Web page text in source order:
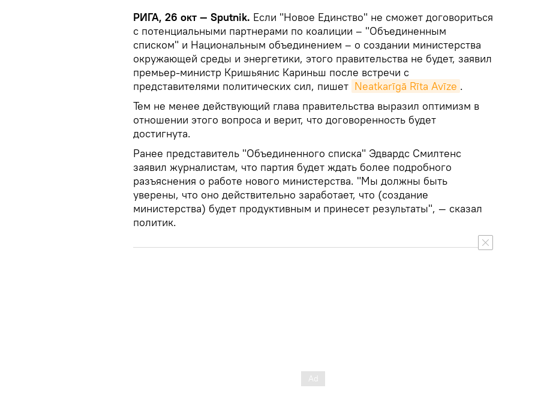
РИГА, 26 окт — Sputnik. Если "Новое Единство" не сможет договориться
с потенциальными партнерами по коалиции – "Объединенным
списком" и Национальным объединением – о создании министерства
окружающей среды и энергетики, этого правительства не будет, заявил
премьер-министр Кришьянис Кариньш после встречи с
представителями политических сил, пишет Neatkarīgā Rīta Avīze .
Тем не менее действующий глава правительства выразил оптимизм в
отношении этого вопроса и верит, что договоренность будет
достигнута.
Ранее представитель "Объединенного списка" Эдвардс Смилтенс
заявил журналистам, что партия будет ждать более подробного
разъяснения о работе нового министерства. "Мы должны быть
уверены, что оно действительно заработает, что (создание
министерства) будет продуктивным и принесет результаты", — сказал
политик.